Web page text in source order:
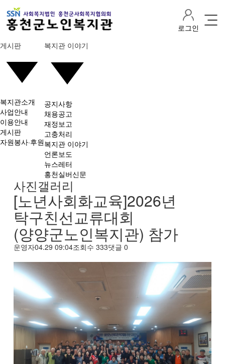
로그인
게시판
복지관소개
사업안내
이용안내
게시판
자원봉사·후원
복지관 이야기
공지사항
채용공고
재정보고
고충처리
복지관 이야기
언론보도
뉴스레터
홍천실버신문
사진갤러리
[노년사회화교육]2026년
탁구친선교류대회
(양양군노인복지관) 참가
운영자04.29 09:04조회수 333댓글 0